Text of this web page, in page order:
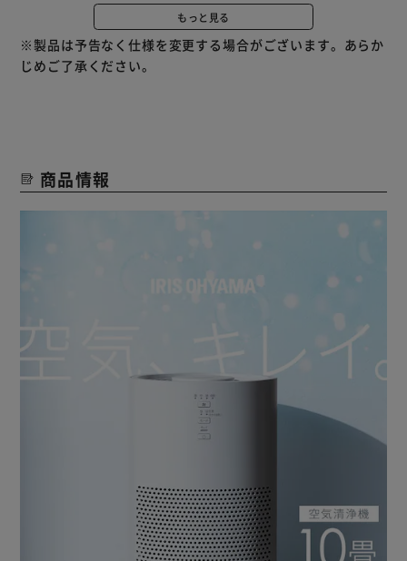
マスクのJIS規格（JIS T9001）に準拠した試験で捕集性能
は、医療用マスクの標準規格において最高クラス（クラス
III）をクリア。※
※ PFE（微粒子捕集効率）、BFE（バクテリア飛沫捕集効
◆スピード空気清浄
汚れた空気を一気に取り込み、キレイな空気が部屋の隅々ま
空気の汚れやニオイを感知し、自動で風量を調節。
一台でつくるキレイな空気。
1．汚れた空気を約360°から吸い込む
2．集じん脱臭フィルターを通って空気をキレイにする。
◆加湿モード切り替え3段階 【加湿空気清浄機のみ】
ヒーターレスでペットのいる家庭でも安心。
空気清浄×加湿で一石二鳥。
もっと見る
※製品は予告なく仕様を変更する場合がございます。あらか
じめご了承ください。
商品情報